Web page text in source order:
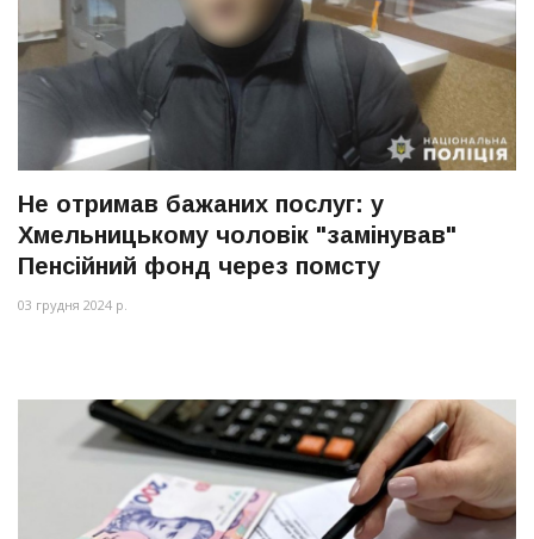
Не отримав бажаних послуг: у
Хмельницькому чоловік "замінував"
Пенсійний фонд через помсту
03 грудня 2024 р.